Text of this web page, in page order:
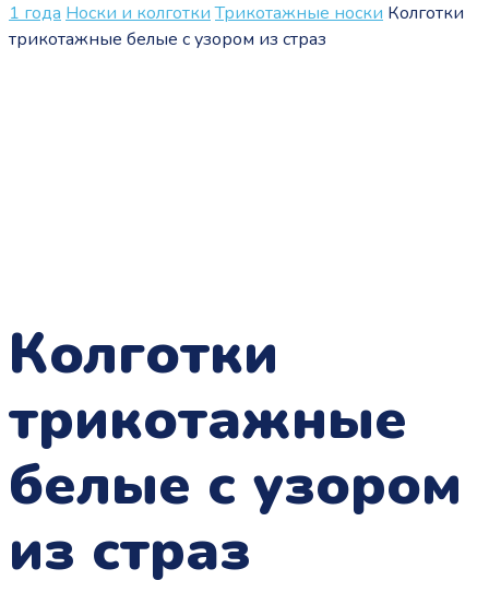
1 года Носки и колготки Трикотажные носки Колготки
трикотажные белые с узором из страз
Колготки
трикотажные
белые с узором
из страз